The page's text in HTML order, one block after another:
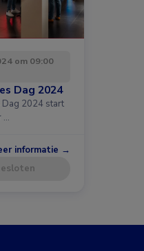
om 09:00
Dag 2024
Dag 2024 start
…
informatie →